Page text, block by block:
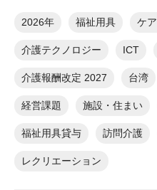
2026年 福祉用具 ケ
介護テクノロジー ICT
介護報酬改定 2027 台湾
経営課題 施設・住まい
福祉用具貸与 訪問介護
レクリエーション